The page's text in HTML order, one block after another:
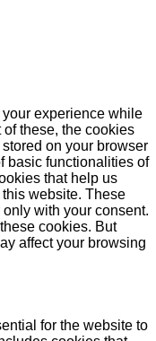
experience while
these, the cookies
on your browser
basic functionalities of
that help us
website. These
with your consent.
cookies. But
affect your browsing
for the website to